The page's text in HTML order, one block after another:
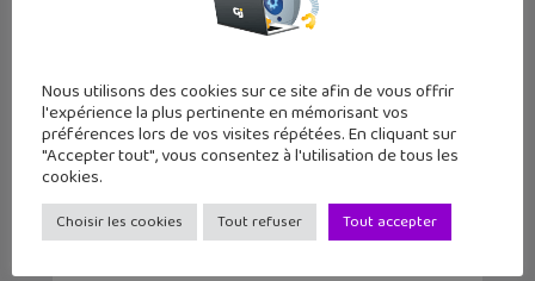
We. The Revolution, le jeu sur la
Révolution française arrive sur
Nous utilisons des cookies sur ce site afin de vous offrir
l'expérience la plus pertinente en mémorisant vos
préférences lors de vos visites répétées. En cliquant sur
"Accepter tout", vous consentez à l'utilisation de tous les
cookies.
Choisir les cookies Tout refuser Tout accepter